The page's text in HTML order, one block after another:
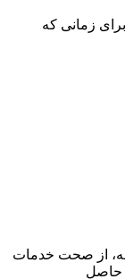
زمانی که
از صحت خدمات
حاصل